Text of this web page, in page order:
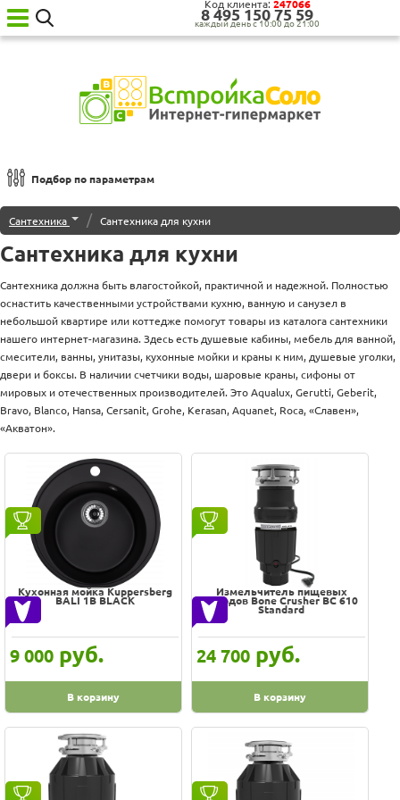
8‍ 4‍9‍5‍ 1‍5‍0‍ 7‍5‍ 5‍9‍
каждый день с 10:00 до 21:00
Код клиента: 247066
Ваш
техника
для
кухни
Бытовая
для
Возврат
Контакты
Подбор по параметрам
Дополнительные принадлежности для моек
Измельчители пищевых отходов
Комплекты мойка и смеситель
Краны-водонагреватели
Кухонные мойки
Гранитные (искусственный камень)
Из нержавеющей стали
Кварцевые
Раковины из камня для кухни
Раковины квадратные для кухни
Раковины керамические для кухни
Раковины красные
Раковины круглые для кухни
Раковины металлические
Раковины розовые
Подстолье под мойку
Сифоны для кухонных моек
Смесители для моек
Cмесители с двумя изливами для кухни
Двухрычажные смесители для кухни
Итальянские смесители для кухни
Сантехника / Сантехника для кухни
Сантехника для кухни
Сантехника должна быть влагостойкой, практичной и надежной. Полностью
оснастить качественными устройствами кухню, ванную и санузел в
небольшой квартире или коттедже помогут товары из каталога сантехники
нашего интернет-магазина. Здесь есть душевые кабины, мебель для ванной,
смесители, ванны, унитазы, кухонные мойки и краны к ним, душевые уголки,
двери и боксы. В наличии счетчики воды, шаровые краны, сифоны от
мировых и отечественных производителей. Это Aqualux, Gerutti, Geberit,
Bravo, Blanco, Hansa, Cersanit, Grohe, Kerasan, Aquanet, Roca, «Славен»,
«Акватон».
Кухонная мойка Kuppersberg
BALI 1B BLACK
9 000 руб.
В корзину
Измельчитель пищевых
отходов Bone Crusher BC 610
Standard
24 700 руб.
В корзину